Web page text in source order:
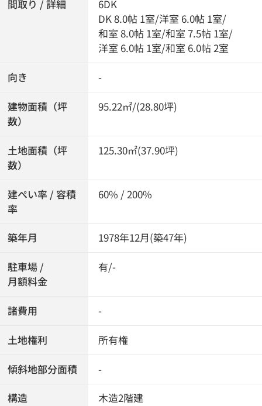
間取り / 詳細
6DK
DK 8.0帖 1室/洋室 6.0帖 1室/
和室 8.0帖 1室/和室 7.5帖 1室/
洋室 6.0帖 1室/和室 6.0帖 2室
向き -
建物面積（坪
数）
95.22㎡/(28.80坪)
土地面積（坪
数）
125.30㎡(37.90坪)
建ぺい率 / 容積
率
60% / 200%
築年月 1978年12月(築47年)
駐車場 /
月額料金
有/-
諸費用 -
土地権利 所有権
傾斜地部分面積 -
構造 木造2階建